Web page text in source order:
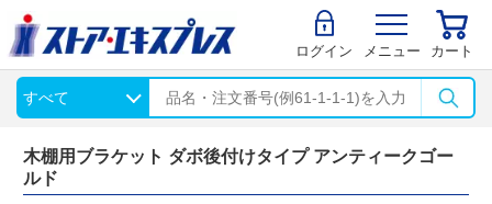
ログイン メニュー カート
木棚用ブラケット ダボ後付けタイプ アンティークゴー
ルド